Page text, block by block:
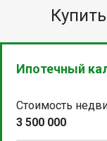
Ипотечный
Стоимость
3 500 000